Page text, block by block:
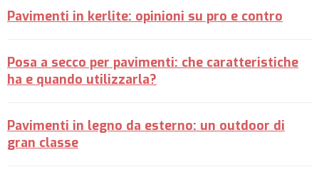
Pavimenti in kerlite: opinioni su pro e contro
Posa a secco per pavimenti: che caratteristiche
ha e quando utilizzarla?
Pavimenti in legno da esterno: un outdoor di
gran classe